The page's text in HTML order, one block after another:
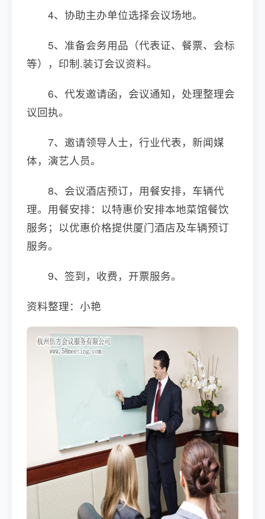
4、协助主办单位选择会议场地。
5、准备会务用品（代表证、餐票、会标
等），印制.装订会议资料。
6、代发邀请函，会议通知，处理整理会
议回执。
7、邀请领导人士，行业代表，新闻媒
体，演艺人员。
8、会议酒店预订，用餐安排，车辆代
理。用餐安排：以特惠价安排本地菜馆餐饮
服务；以优惠价格提供厦门酒店及车辆预订
服务。
9、签到，收费，开票服务。
资料整理：小艳